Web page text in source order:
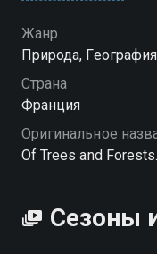
Посмотреть онлайн
лесах. Невидимый
бесплатно в
Жанр
Природа, География
Страна
Франция
Оригинальное
Of Trees and
Сезоны